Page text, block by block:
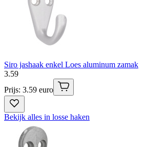
Siro jashaak enkel Loes aluminum zamak
3.59
Prijs: 3.59 euro
Bekijk alles in losse haken